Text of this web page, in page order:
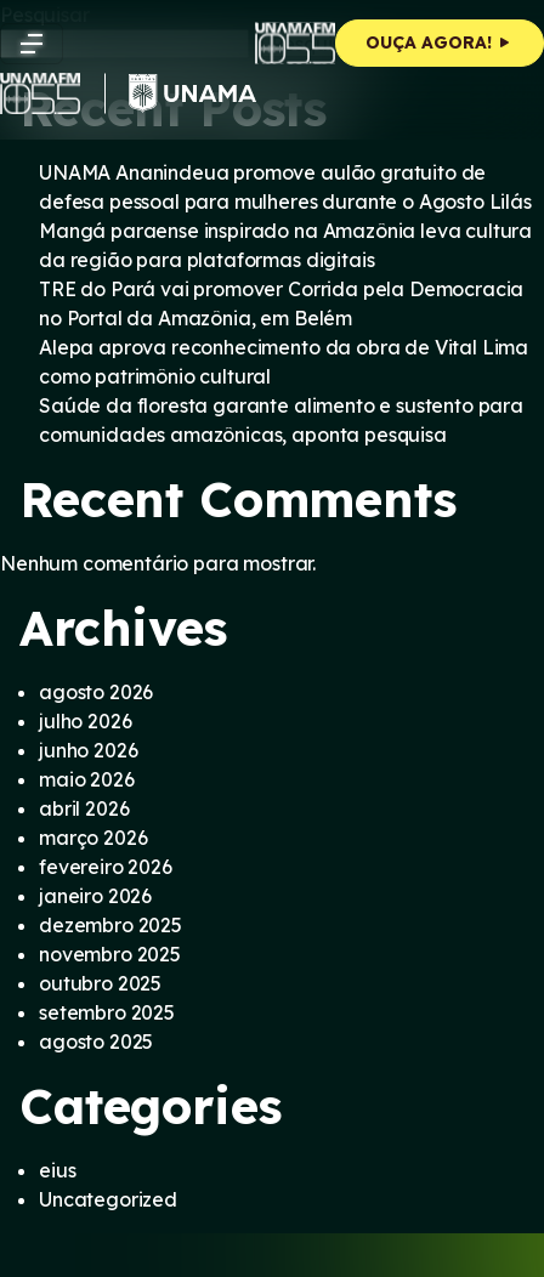
content
OUÇA AGORA!
Pesquisar
Pesquisar
Recent Posts
UNAMA Ananindeua promove aulão gratuito de
defesa pessoal para mulheres durante o Agosto Lilás
Mangá paraense inspirado na Amazônia leva cultura
da região para plataformas digitais
TRE do Pará vai promover Corrida pela Democracia
no Portal da Amazônia, em Belém
Alepa aprova reconhecimento da obra de Vital Lima
como patrimônio cultural
Saúde da floresta garante alimento e sustento para
comunidades amazônicas, aponta pesquisa
Recent Comments
Nenhum comentário para mostrar.
Archives
agosto 2026
julho 2026
junho 2026
maio 2026
abril 2026
março 2026
fevereiro 2026
janeiro 2026
dezembro 2025
novembro 2025
outubro 2025
setembro 2025
agosto 2025
Categories
eius
Uncategorized